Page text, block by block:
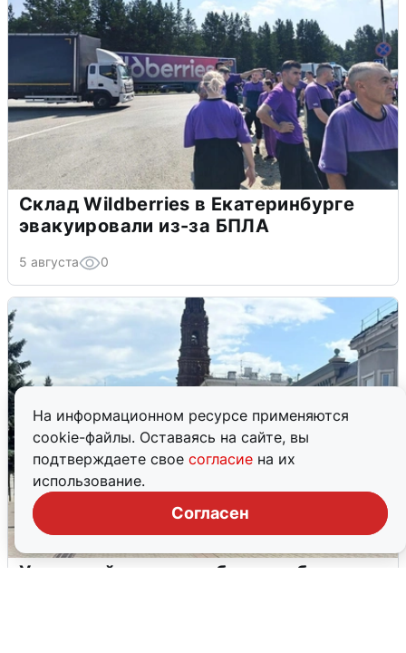
На информационном ресурсе применяются
cookie-файлы. Оставаясь на сайте, вы
подтверждаете свое согласие на их
использование.
Согласен
Склад Wildberries в Екатеринбурге
эвакуировали из-за БПЛА
5 августа 0
У соседей пожар и сбои: что было при